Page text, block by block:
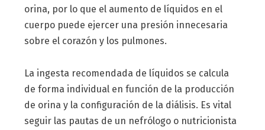
orina, por lo que el aumento de líquidos en el
cuerpo puede ejercer una presión innecesaria
sobre el corazón y los pulmones.
La ingesta recomendada de líquidos se calcula
de forma individual en función de la producción
de orina y la configuración de la diálisis. Es vital
seguir las pautas de un nefrólogo o nutricionista